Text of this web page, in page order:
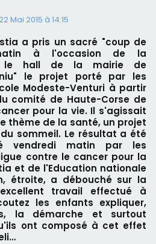
Mai 2015 à 14:15
a pris un sacré "coup de
à l'occasion de la
le hall de la mairie de
le projet porté par les
Modeste-Venturi à partir
comité de Haute-Corse de
pour la vie. Il s'agissait
thème de la santé, un projet
sommeil. Le résultat a été
vendredi matin par les
contre le cancer pour la
et de l'Education nationale
étroite, a débouché sur la
travail effectué à
les enfants expliquer,
la démarche et surtout
ont composé à cet effet